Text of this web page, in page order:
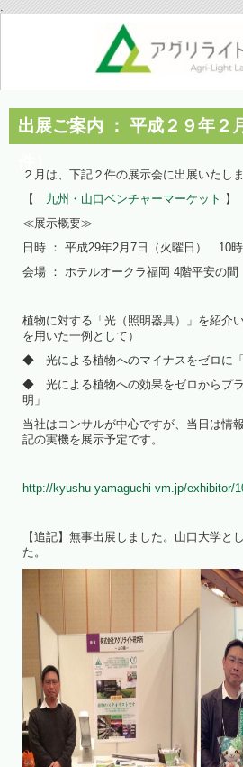
.
出展ご案内 ： 平成２９年２
２月は、下記２件の展示会に出展いたしま
【
九州・山口ベンチャーマーケット 】
≪展示概要≫
日時 ： 平成29年2月7日（火曜日） 10時
会場 ： ホテルオークラ福岡 4階平安の間
植物に対する「光（照明器具）」を紹介
を用いた一例として）
◆ 光による植物へのマイナスをゼロに「
◆ 光による植物への効果をゼロからプ
明」
当社はコンサルが中心ですが、当日は情
記の実機を展示予定です。
http://kyushu-yamaguchi-vm.jp/exhibitor/
【追記】無事出展しました。山口大学と
た。